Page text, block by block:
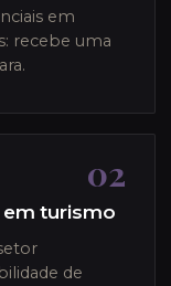
em
recebe uma
02
em turismo
de